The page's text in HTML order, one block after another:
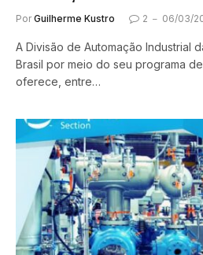
Por Guilherme Kustro 2 06/03/
A Divisão de Automação Industrial
Brasil por meio do seu programa
oferece, entre…